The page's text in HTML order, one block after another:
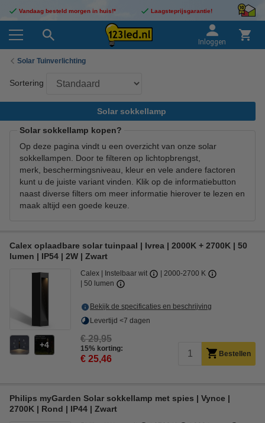
Vandaag besteld morgen in huis!* Laagsteprijsgarantie!
Inloggen
Solar Tuinverlichting
Sortering
Solar sokkellamp
Solar sokkellamp kopen?
Op deze pagina vindt u een overzicht van onze solar
sokkellampen. Door te filteren op lichtopbrengst,
merk, beschermingsniveau, kleur en vele andere factoren
kunt u de juiste variant vinden. Klik op de informatiebutton
naast diverse filters om meer informatie hierover te lezen en
maak altijd een goede keuze.
Calex oplaadbare solar tuinpaal | Ivrea | 2000K + 2700K | 50
lumen | IP54 | 2W | Zwart
4
Calex Instelbaar wit
2000-2700 K
50 lumen
Bekijk de specificaties en beschrijving
Levertijd <7 dagen
€ 29,95
15% korting:
€ 25,46 Bestellen
Philips myGarden Solar sokkellamp met spies | Vynce |
2700K | Rond | IP44 | Zwart